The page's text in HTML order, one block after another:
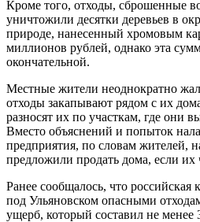
Кроме того, отходы, сброшенные
уничтожили десятки деревьев в
природе, нанесенный хромовым
миллионов рублей, однако эта
окончательной.
Местные жители неоднократно
отходы закапывают рядом с их
разносят их по участкам, где они
Вместо объяснений и попыток
предприятия, по словам жителей,
предложили продать дома, если их
Ранее сообщалось, что российская
под Ульяновском опасными
ущерб, который составил не